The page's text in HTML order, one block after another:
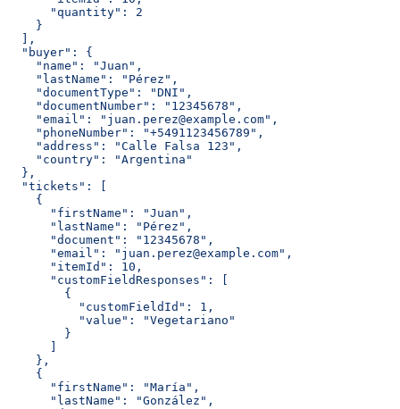
      "quantity": 2
    }
  ],
  "buyer": {
    "name": "Juan",
    "lastName": "Pérez",
    "documentType": "DNI",
    "documentNumber": "12345678",
    "email": "juan.perez@example.com",
    "phoneNumber": "+5491123456789",
    "address": "Calle Falsa 123",
    "country": "Argentina"
  },
  "tickets": [
    {
      "firstName": "Juan",
      "lastName": "Pérez",
      "document": "12345678",
      "email": "juan.perez@example.com",
      "itemId": 10,
      "customFieldResponses": [
        {
          "customFieldId": 1,
          "value": "Vegetariano"
        }
      ]
    },
    {
      "firstName": "María",
      "lastName": "González",